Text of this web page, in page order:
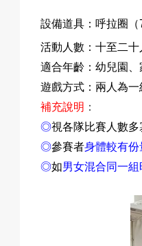
我
們
活
設備道具： 呼拉圈 （
活動人數：十至二十
適合年齡：幼兒園
遊戲方式：兩人為
補充說明 ：
◎視各隊比賽人數多
◎參賽者身體較有
◎如男女混合同一